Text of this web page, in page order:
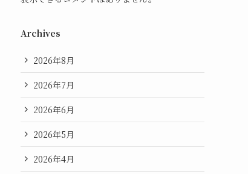
Archives
2026年8月
2026年7月
2026年6月
2026年5月
2026年4月